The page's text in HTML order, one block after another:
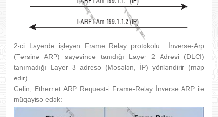
2-ci Layerdə işləyən Frame Relay protokolu İnverse-Arp
(Tərsinə ARP) sayəsində tanıdığı Layer 2 Adresi (DLCI)
tanımadığı Layer 3 adresə (Məsələn, İP) yönləndirir (map
edir).
Gəlin, Ethernet ARP Request-i Frame-Relay İnverse ARP ilə
müqayisə edək: